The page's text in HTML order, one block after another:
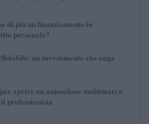
di più un finanziamento in
personale?
un investimento che esige
aprire un autosalone multimarca
professionista